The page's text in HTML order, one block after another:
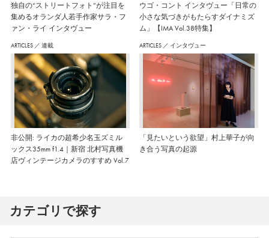
独自の“ストリートフォト”が注目を
集めるオランダ人若手作家サラ・フ
ァン・ライ インタヴュー
ウゴ・コント インタヴュー「日常の
小さな気づきがもたらすダイナミズ
ム」【IMA Vol.38特集】
ARTICLES ／ 連載
非公開: ライカの超希少名玉ズミル
ックス35mm f1.4｜新宿 北村写真機
店ヴィンテージカメラのすすめ Vol.7
ARTICLES ／ インタヴュー
「見たいという欲望」村上華子が向
き合う写真の起源
カテゴリで探す